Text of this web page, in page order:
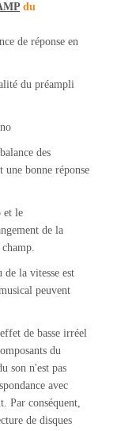
du
de réponse en
du préampli
des
bonne réponse
et le
de la
la vitesse est
peuvent
de basse irréel
du
son n'est pas
avec
Par conséquent,
de disques